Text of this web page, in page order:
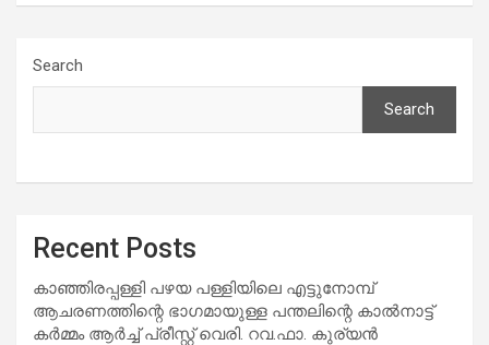
Search
Search
Recent Posts
കാഞ്ഞിരപ്പള്ളി പഴയ പള്ളിയിലെ എട്ടുനോമ്പ്
ആചരണത്തിന്റെ ഭാഗമായുള്ള പന്തലിന്റെ കാൽനാട്ട്
കർമ്മം ആർച്ച് പ്രീസ്റ്റ് വെരി. റവ.ഫാ. കുര്യൻ